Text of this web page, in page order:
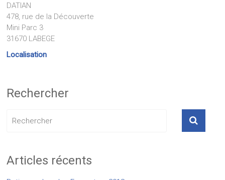
DATIAN
478, rue de la Découverte
Mini Parc 3
31670 LABEGE
Localisation
Rechercher
Articles récents